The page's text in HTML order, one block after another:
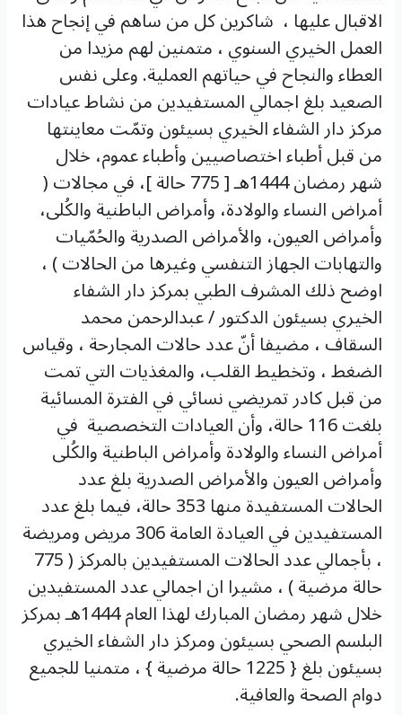
الاقبال عليها ، شاكرين كل من ساهم في إنجاح هذا
العمل الخيري السنوي ، متمنين لهم مزيدا من
العطاء والنجاح في حياتهم العملية. وعلى نفس
الصعيد بلغ اجمالي المستفيدين من نشاط عيادات
مركز دار الشفاء الخيري بسيئون وتمّت معاينتها
من قبل أطباء اختصاصيين وأطباء عموم، خلال
شهر رمضان 1444هـ [ 775 حالة ]، في مجالات (
أمراض النساء والولادة، وأمراض الباطنية والكُلى،
وأمراض العيون، والأمراض الصدرية والحُمّيات
والتهابات الجهاز التنفسي وغيرها من الحالات ) ،
اوضح ذلك المشرف الطبي بمركز دار الشفاء
الخيري بسيئون الدكتور / عبدالرحمن محمد
السقاف ، مضيفا أنّ عدد حالات المجارحة ، وقياس
الضغط ، وتخطيط القلب، والمغذيات التي تمت
من قبل كادر تمريضي نسائي في الفترة المسائية
بلغت 116 حالة، وأن العيادات التخصصية في
أمراض النساء والولادة وأمراض الباطنية والكُلى
وأمراض العيون والأمراض الصدرية بلغ عدد
الحالات المستفيدة منها 353 حالة، فيما بلغ عدد
المستفيدين في العيادة العامة 306 مريض ومريضة
، بأجمالي عدد الحالات المستفيدين بالمركز ( 775
حالة مرضية ) ، مشيرا ان اجمالي عدد المستفيدين
خلال شهر رمضان المبارك لهذا العام 1444هـ بمركز
البلسم الصحي بسيئون ومركز دار الشفاء الخيري
بسيئون بلغ { 1225 حالة مرضية } ، متمنيا للجميع
دوام الصحة والعافية.